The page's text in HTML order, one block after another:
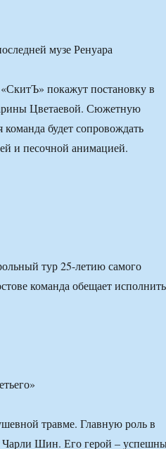
покажут постановку в
Цветаевой. Сюжетную
будет сопровождать
и песочной анимацией.
тур 25-летию самого
команда обещает исполнить
травме. Главную роль в
Чарли Шин. Его герой –